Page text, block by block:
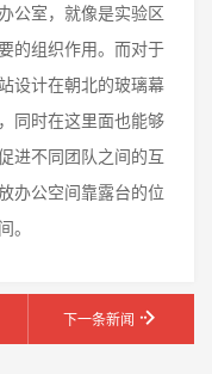
公室，就像是实验区
的组织作用。而对于
设计在朝北的玻璃幕
同时在这里面也能够
进不同团队之间的互
办公空间靠露台的位
。
下一条新闻